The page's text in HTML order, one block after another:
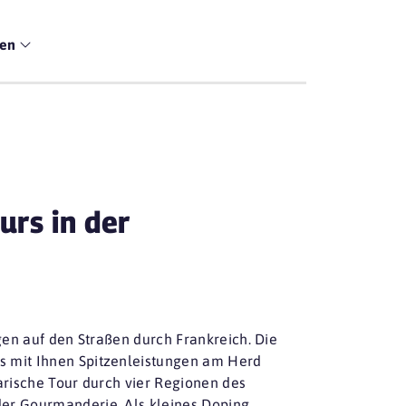
in der
auf den Straßen durch Frankreich. Die
mit Ihnen Spitzenleistungen am Herd
Tour durch vier Regionen des